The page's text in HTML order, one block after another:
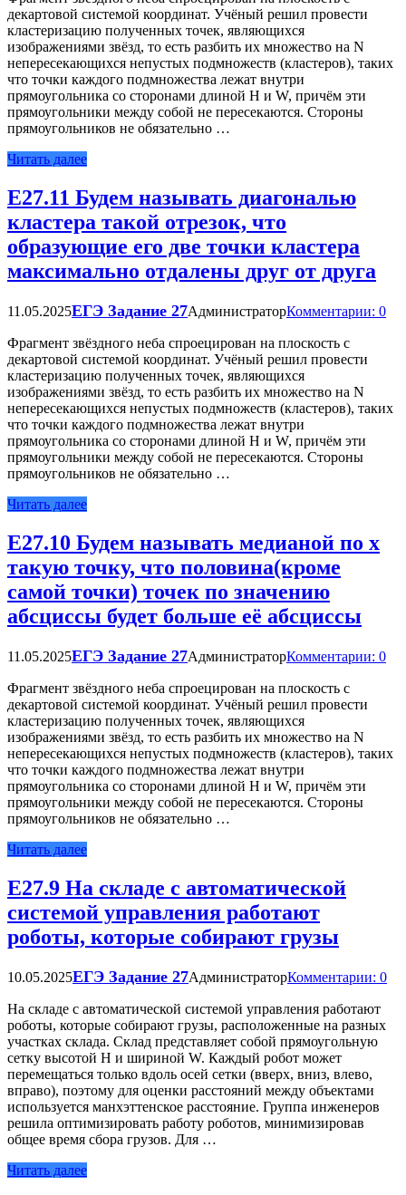
декартовой системой координат. Учёный решил провести
кластеризацию полученных точек, являющихся
изображениями звёзд, то есть разбить их множество на N
непересекающихся непустых подмножеств (кластеров), таких
что точки каждого подмножества лежат внутри
прямоугольника со сторонами длиной H и W, причём эти
прямоугольники между собой не пересекаются. Стороны
прямоугольников не обязательно …
Читать далее
Е27.11 Будем называть диагональю
кластера такой отрезок, что
образующие его две точки кластера
максимально отдалены друг от друга
11.05.2025ЕГЭ Задание 27АдминистраторКомментарии: 0
Фрагмент звёздного неба спроецирован на плоскость с
декартовой системой координат. Учёный решил провести
кластеризацию полученных точек, являющихся
изображениями звёзд, то есть разбить их множество на N
непересекающихся непустых подмножеств (кластеров), таких
что точки каждого подмножества лежат внутри
прямоугольника со сторонами длиной H и W, причём эти
прямоугольники между собой не пересекаются. Стороны
прямоугольников не обязательно …
Читать далее
Е27.10 Будем называть медианой по х
такую точку, что половина(кроме
самой точки) точек по значению
абсциссы будет больше её абсциссы
11.05.2025ЕГЭ Задание 27АдминистраторКомментарии: 0
Фрагмент звёздного неба спроецирован на плоскость с
декартовой системой координат. Учёный решил провести
кластеризацию полученных точек, являющихся
изображениями звёзд, то есть разбить их множество на N
непересекающихся непустых подмножеств (кластеров), таких
что точки каждого подмножества лежат внутри
прямоугольника со сторонами длиной H и W, причём эти
прямоугольники между собой не пересекаются. Стороны
прямоугольников не обязательно …
Читать далее
Е27.9 На складе с автоматической
системой управления работают
роботы, которые собирают грузы
10.05.2025ЕГЭ Задание 27АдминистраторКомментарии: 0
На складе с автоматической системой управления работают
роботы, которые собирают грузы, расположенные на разных
участках склада. Склад представляет собой прямоугольную
сетку высотой H и шириной W. Каждый робот может
перемещаться только вдоль осей сетки (вверх, вниз, влево,
вправо), поэтому для оценки расстояний между объектами
используется манхэттенское расстояние. Группа инженеров
решила оптимизировать работу роботов, минимизировав
общее время сбора грузов. Для …
Читать далее